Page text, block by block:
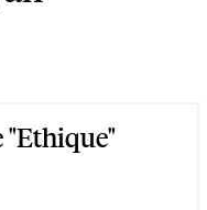
"Ethique"